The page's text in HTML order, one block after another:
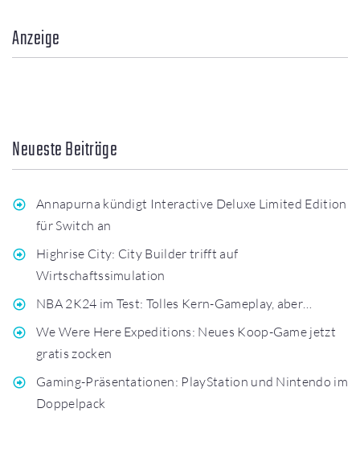
Anzeige
Neueste Beiträge
Annapurna kündigt Interactive Deluxe Limited Edition
für Switch an
Highrise City: City Builder trifft auf
Wirtschaftssimulation
NBA 2K24 im Test: Tolles Kern-Gameplay, aber…
We Were Here Expeditions: Neues Koop-Game jetzt
gratis zocken
Gaming-Präsentationen: PlayStation und Nintendo im
Doppelpack